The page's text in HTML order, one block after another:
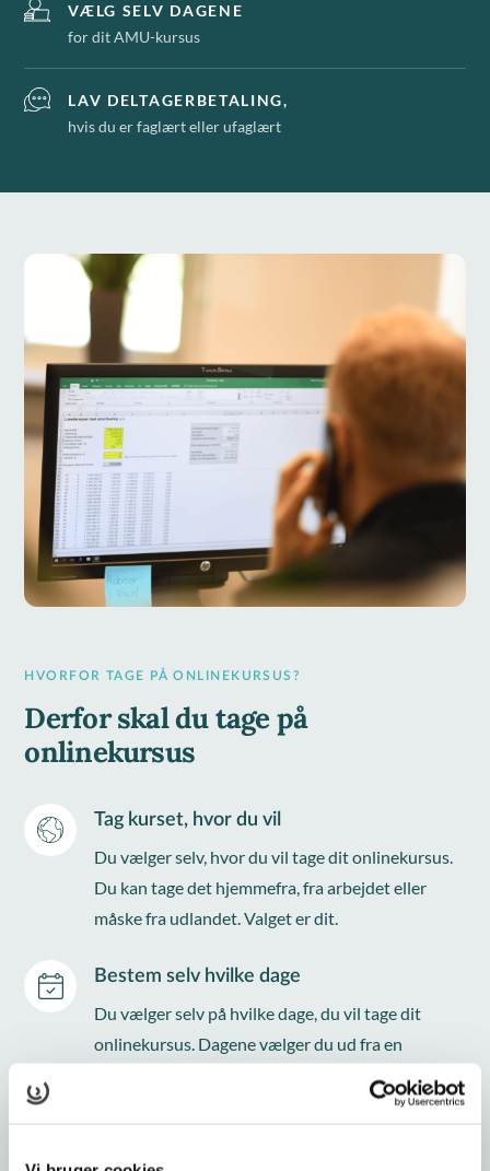
VÆLG SELV DAGENE
for dit AMU-kursus
LAV DELTAGERBETALING,
hvis du er faglært eller ufaglært
HVORFOR TAGE PÅ ONLINEKURSUS?
Derfor skal du tage på
onlinekursus
Tag kurset, hvor du vil
Du vælger selv, hvor du vil tage dit onlinekursus.
Du kan tage det hjemmefra, fra arbejdet eller
måske fra udlandet. Valget er dit.
Bestem selv hvilke dage
Du vælger selv på hvilke dage, du vil tage dit
onlinekursus. Dagene vælger du ud fra en